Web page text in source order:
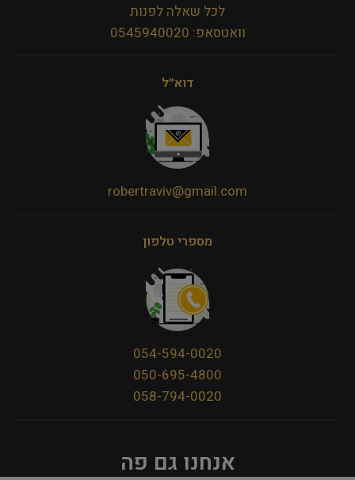
לכל שאלה לפנות
וואטסאפ: 0545940020
דוא״ל
robertraviv@gmail.com
מספרי טלפון
054-594-0020
050-695-4800
058-794-0020
אנחנו גם פה